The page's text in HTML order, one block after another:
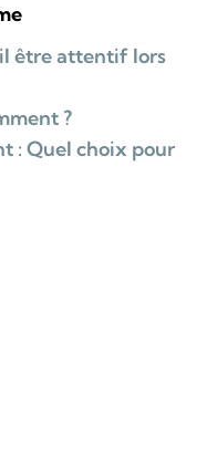
être attentif lors
?
: Quel choix pour